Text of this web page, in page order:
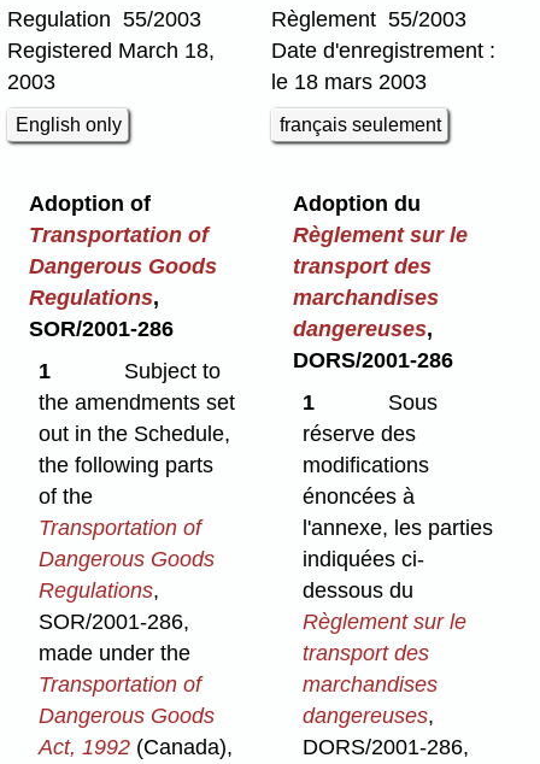
Regulation 55/2003
Registered March 18,
2003
English only
Règlement 55/2003
Date d'enregistrement :
le 18 mars 2003
français seulement
Adoption of
Transportation of
Dangerous Goods
Regulations,
SOR/2001-286
1
Subject to
the amendments set
out in the Schedule,
the following parts
of the
Transportation of
Dangerous Goods
Regulations,
SOR/2001-286,
made under the
Transportation of
Dangerous Goods
Act, 1992 (Canada),
Adoption du
Règlement sur le
transport des
marchandises
dangereuses,
DORS/2001-286
1
Sous
réserve des
modifications
énoncées à
l'annexe, les parties
indiquées ci-
dessous du
Règlement sur le
transport des
marchandises
dangereuses,
DORS/2001-286,